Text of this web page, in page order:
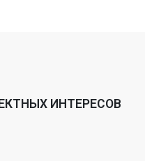
ИНТЕРЕСОВ